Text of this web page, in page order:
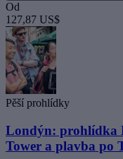
Od
127,87 US$
Pěší prohlídky
Londýn: prohlídka
Tower a plavba po